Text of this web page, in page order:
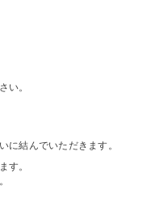
い。
に結んでいただきます。
す。